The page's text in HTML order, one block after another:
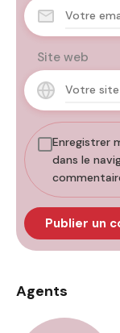
Site web
Enregistrer
dans le
Agents